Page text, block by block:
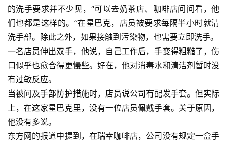
的洗手要求并不少见，“可以去奶茶店、咖啡店问问看，他
们也都是这样的。”在星巴克，店员被要求每隔半小时就清
洗手部。除此之外，如果接触到污染物，也需要立即洗手。
一名店员伸出双手，他说，自己工作后，手变得粗糙了，伤
口似乎也愈合得更慢些。好在，他对消毒水和清洁剂暂时没
有过敏反应。
当被问及手部防护措施时，店员说公司有配发手套。但实际
上，在这家星巴克里，没有一位店员佩戴手套。关于原因，
他没有多说。
东方网的报道中提到，在瑞幸咖啡店，公司没有规定一盒手